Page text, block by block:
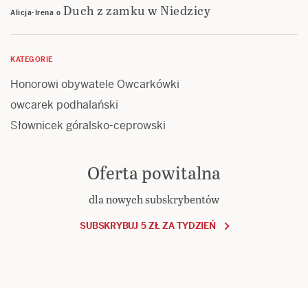
Alicja-Irena o Duch z zamku w Niedzicy
KATEGORIE
Honorowi obywatele Owcarkówki
owcarek podhalański
Słownicek góralsko-ceprowski
Oferta powitalna
dla nowych subskrybentów
SUBSKRYBUJ 5 ZŁ ZA TYDZIEŃ